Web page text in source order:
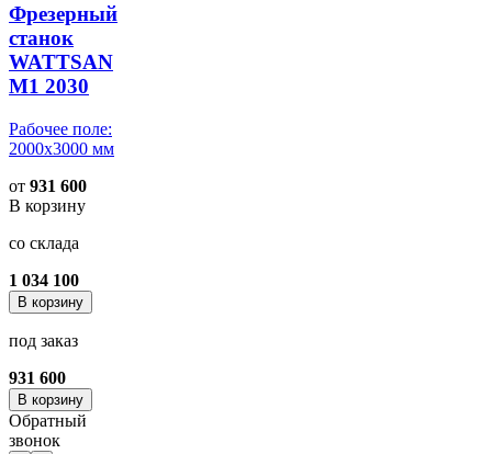
Фрезерный
станок
WATTSAN
M1 2030
Рабочее поле:
2000x3000 мм
от 931 600
В корзину
со склада
1 034 100
В корзину
под заказ
931 600
В корзину
Обратный
звонок